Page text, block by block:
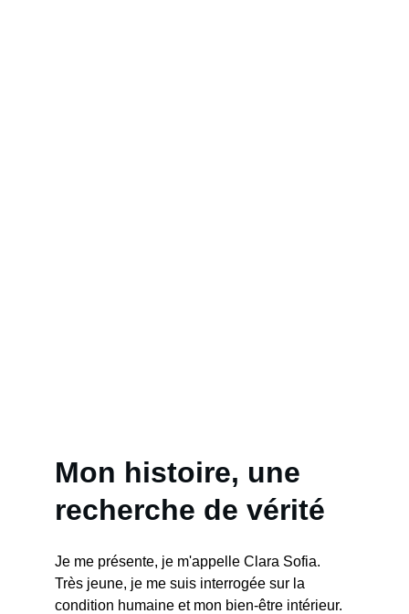
Mon histoire, une
recherche de vérité
Je me présente, je m'appelle Clara Sofia.
Très jeune, je me suis interrogée sur la
condition humaine et mon bien-être intérieur.